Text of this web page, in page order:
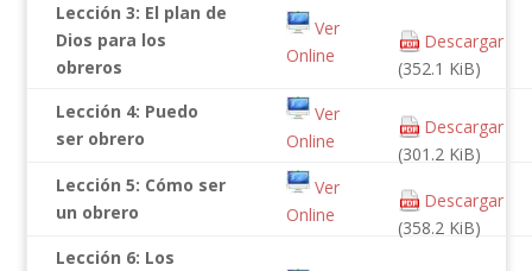
Lección 3: El plan de
Dios para los
obreros
Ver
Online
Descargar
(352.1 KiB)
Lección 4: Puedo
ser obrero
Ver
Online
Descargar
(301.2 KiB)
Lección 5: Cómo ser
un obrero
Ver
Online
Descargar
(358.2 KiB)
Lección 6: Los